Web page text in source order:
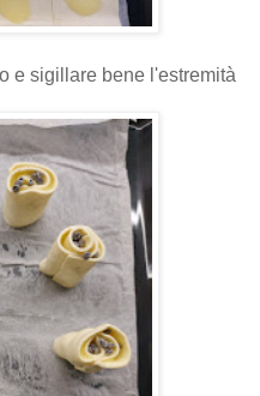
e sigillare bene l'estremità